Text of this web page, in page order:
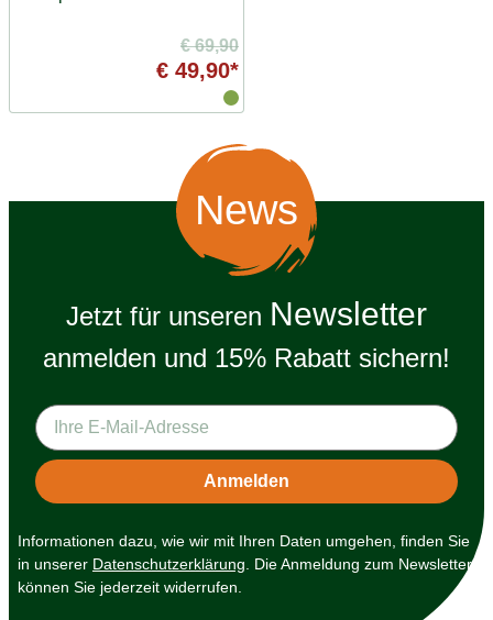
€ 69,90
€ 49,90*
News
Jetzt für unseren Newsletter
anmelden und 15% Rabatt sichern!
Informationen dazu, wie wir mit Ihren Daten umgehen, finden Sie
in unserer Datenschutzerklärung . Die Anmeldung zum Newsletter
können Sie jederzeit widerrufen.